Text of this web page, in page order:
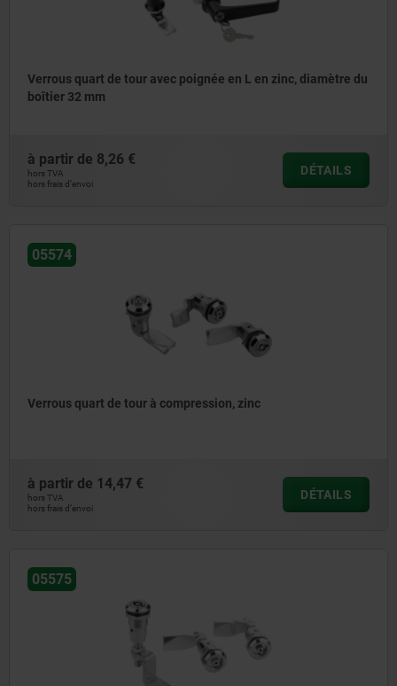
Verrous quart de tour avec poignée en L en zinc, diamètre du
boîtier 32 mm
à partir de 8,26 €
hors TVA
hors frais d’envoi
DÉTAILS
05574
Verrous quart de tour à compression, zinc
à partir de 14,47 €
hors TVA
hors frais d’envoi
DÉTAILS
05575